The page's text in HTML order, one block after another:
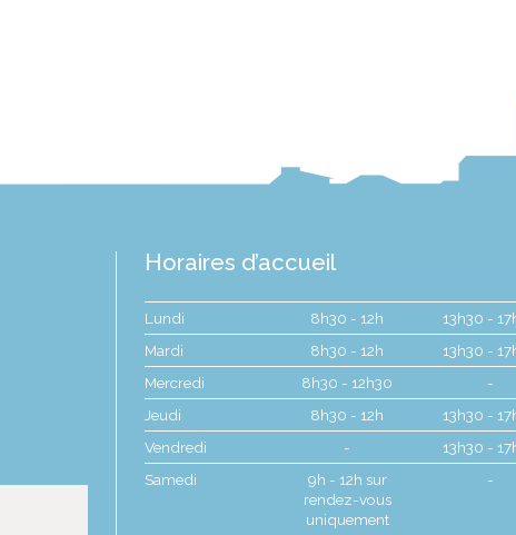
Horaires d’accueil
Lundi 8h30 - 12h
13h30 -
Mardi
8h30 - 12h
13h30 -
Mercredi
8h30 - 12h30
-
Jeudi
8h30 - 12h
13h30 -
Vendredi
-
13h30 -
Samedi
9h - 12h sur
rendez-vous
uniquement
-